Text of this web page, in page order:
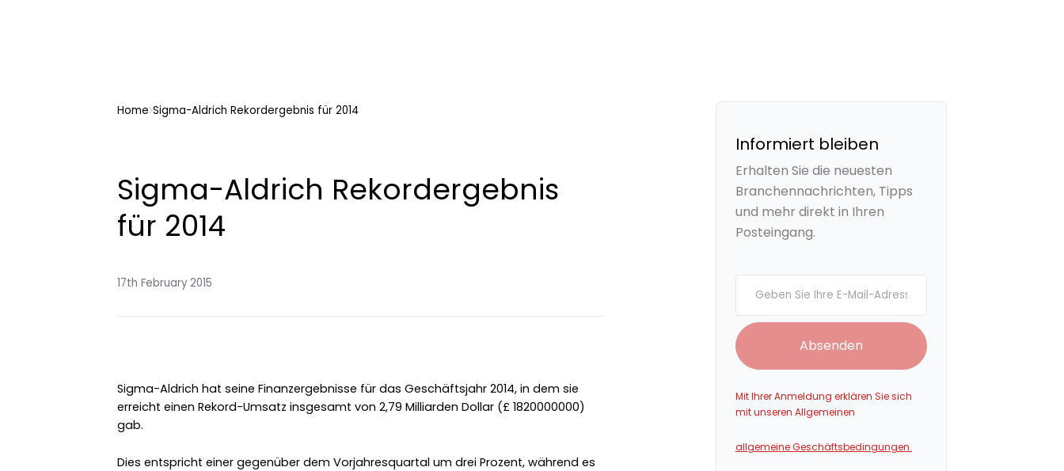
Home Sigma-Aldrich Rekordergebnis für 2014
Sigma-Aldrich Rekordergebnis
für 2014
17th February 2015
Sigma-Aldrich hat seine Finanzergebnisse für das Geschäftsjahr 2014, in dem sie
erreicht einen Rekord-Umsatz insgesamt von 2,79 Milliarden Dollar (£ 1820000000)
gab.
Dies entspricht einer gegenüber dem Vorjahresquartal um drei Prozent, während es
Informiert bleiben
Erhalten Sie die neuesten
Branchennachrichten, Tipps
und mehr direkt in Ihren
Posteingang.
Absenden
Mit Ihrer Anmeldung erklären Sie sich
mit unseren Allgemeinen
allgemeine Geschäftsbedingungen.